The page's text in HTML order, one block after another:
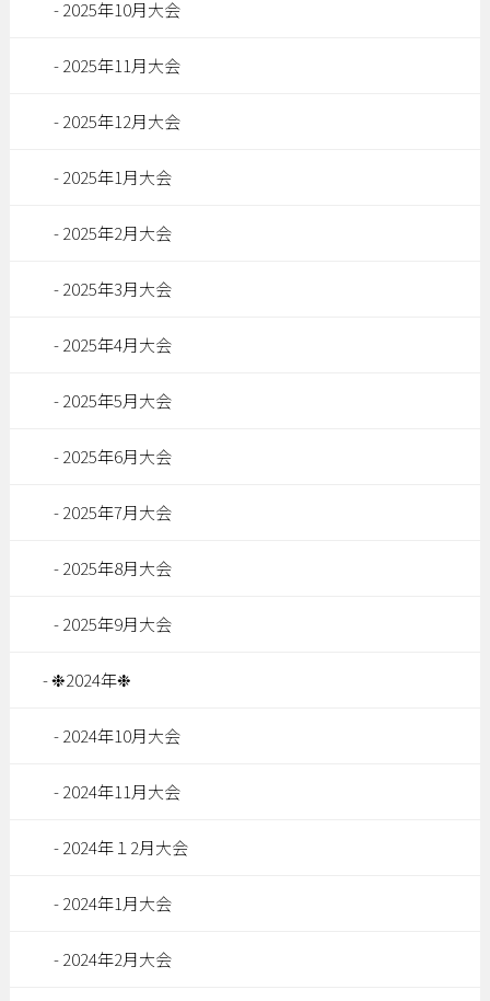
2025年10月大会
2025年11月大会
2025年12月大会
2025年1月大会
2025年2月大会
2025年3月大会
2025年4月大会
2025年5月大会
2025年6月大会
2025年7月大会
2025年8月大会
2025年9月大会
❉2024年❉
2024年10月大会
2024年11月大会
2024年１2月大会
2024年1月大会
2024年2月大会